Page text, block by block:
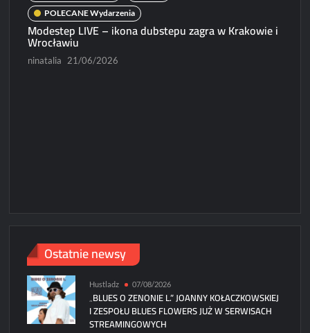
POLECANE Wydarzenia
Modestep LIVE – ikona dubstepu zagra w Krakowie i
Wrocławiu
ninatalia 21/06/2026
Ostatnie newsy
Hustladz 07/08/2026
„BLUES O ZENONIE L.” JOANNY KOŁACZKOWSKIEJ
I ZESPOŁU BLUES FLOWERS JUŻ W SERWISACH
STREAMINGOWYCH